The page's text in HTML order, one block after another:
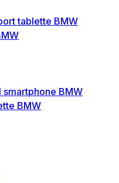
tablette BMW
BMW
BMW